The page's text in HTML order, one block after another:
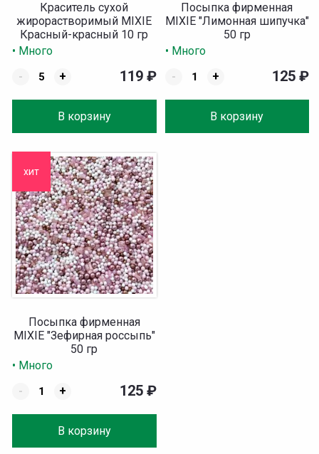
Краситель сухой
жирорастворимый MIXIE
Красный-красный 10 гр
• Много
-
+
В корзину
119 ₽
Посыпка фирменная
MIXIE "Лимонная шипучка"
50 гр
• Много
-
+
В корзину
125 ₽
хит
Посыпка фирменная
MIXIE "Зефирная россыпь"
50 гр
• Много
-
+
В корзину
125 ₽